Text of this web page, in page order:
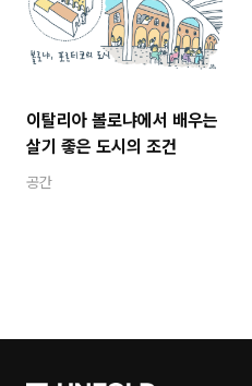
이탈리아 볼로냐에서 배우는
살기 좋은 도시의 조건
공간